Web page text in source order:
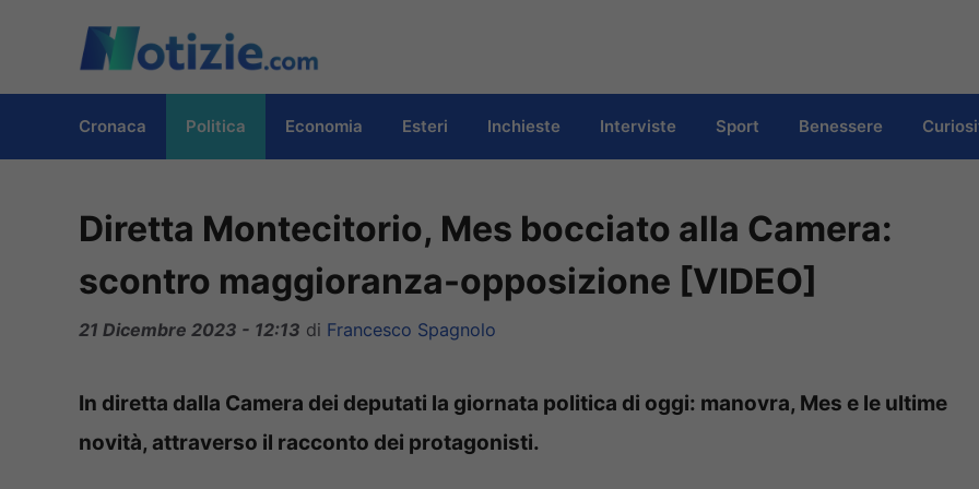
contenuto
Cronaca Politica Economia Esteri Inchieste Interviste Sport Benessere
Diretta Montecitorio, Mes bocciato alla Camera:
scontro maggioranza-opposizione [VIDEO]
21 Dicembre 2023 - 12:13 di Francesco Spagnolo
In diretta dalla Camera dei deputati la giornata politica di oggi: manovra, Mes e le ultime
novità, attraverso il racconto dei protagonisti.